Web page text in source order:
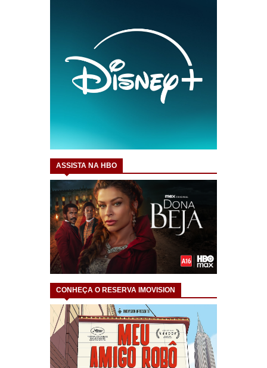
ASSISTA NA HBO
CONHEÇA O RESERVA IMOVISION